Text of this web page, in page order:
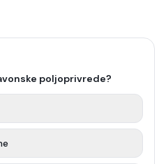
poljoprivrede?